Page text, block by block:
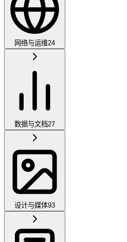
网络与运维24
数据与文档27
设计与媒体93